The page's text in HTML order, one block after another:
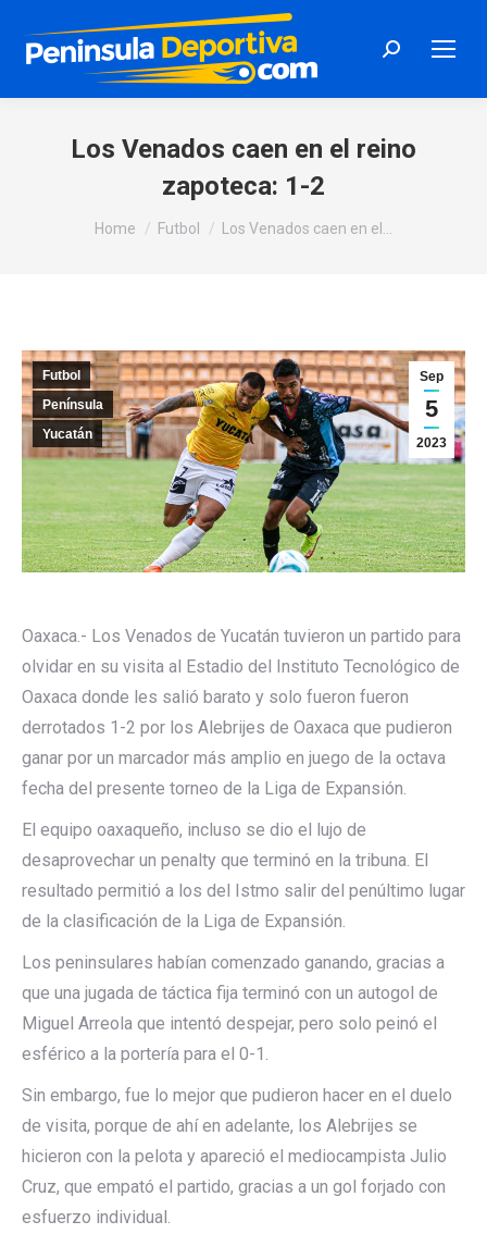
Search:
Los Venados caen en el reino
zapoteca: 1-2
You are here:
Home Futbol Los Venados caen en el…
Sep
5
2023
Futbol
Península
Yucatán
Oaxaca.- Los Venados de Yucatán tuvieron un partido para
olvidar en su visita al Estadio del Instituto Tecnológico de
Oaxaca donde les salió barato y solo fueron fueron
derrotados 1-2 por los Alebrijes de Oaxaca que pudieron
ganar por un marcador más amplio en juego de la octava
fecha del presente torneo de la Liga de Expansión.
El equipo oaxaqueño, incluso se dio el lujo de
desaprovechar un penalty que terminó en la tribuna. El
resultado permitió a los del Istmo salir del penúltimo lugar
de la clasificación de la Liga de Expansión.
Los peninsulares habían comenzado ganando, gracias a
que una jugada de táctica fija terminó con un autogol de
Miguel Arreola que intentó despejar, pero solo peinó el
esférico a la portería para el 0-1.
Sin embargo, fue lo mejor que pudieron hacer en el duelo
de visita, porque de ahí en adelante, los Alebrijes se
hicieron con la pelota y apareció el mediocampista Julio
Cruz, que empató el partido, gracias a un gol forjado con
esfuerzo individual.